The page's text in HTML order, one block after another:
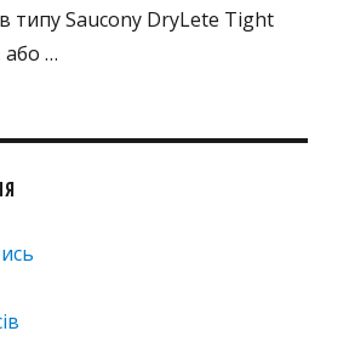
типу Saucony DryLete Tight
або …